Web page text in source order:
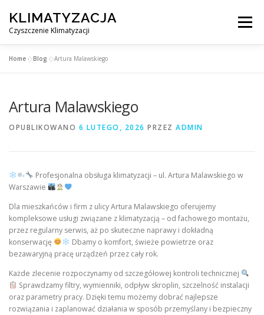
treści
KLIMATYZACJA
Czyszczenie Klimatyzacji
Menu
OBSŁUGIWANE MIASTA POD WARSZAWĄ
Home »Blog »Artura Malawskiego
Artura Malawskiego
OPUBLIKOWANO 6 LUTEGO, 2026 PRZEZ ADMIN
Profesjonalna obsługa klimatyzacji – ul. Artura Malawskiego w
Warszawie
Dla mieszkańców i firm z ulicy Artura Malawskiego oferujemy
kompleksowe usługi związane z klimatyzacją – od fachowego montażu,
przez regularny serwis, aż po skuteczne naprawy i dokładną
konserwację
Dbamy o komfort, świeże powietrze oraz
bezawaryjną pracę urządzeń przez cały rok.
Każde zlecenie rozpoczynamy od szczegółowej kontroli technicznej
Sprawdzamy filtry, wymienniki, odpływ skroplin, szczelność instalacji
oraz parametry pracy. Dzięki temu możemy dobrać najlepsze
rozwiązania i zaplanować działania w sposób przemyślany i bezpieczny